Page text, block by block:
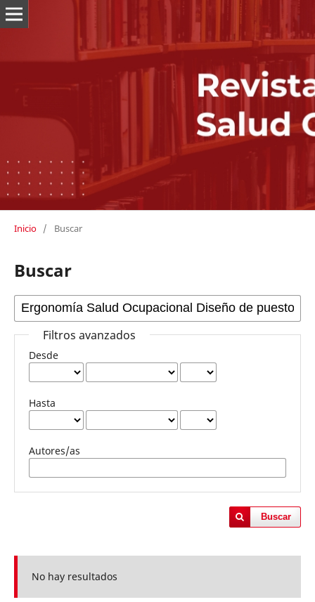
Inicio / Buscar
Buscar
Filtros avanzados
Desde
Hasta
Autores/as
Buscar
No hay resultados